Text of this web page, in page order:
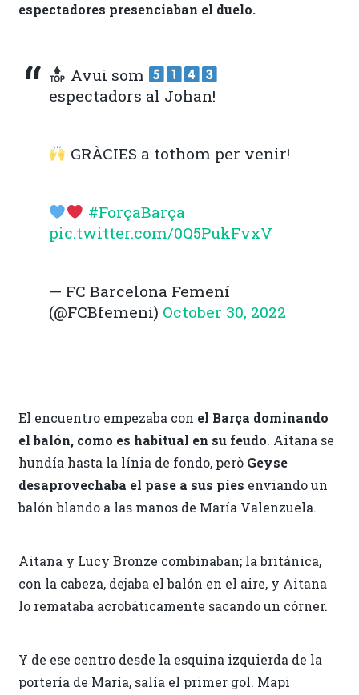
espectadores presenciaban el duelo.
Avui som
espectadors al Johan!
GRÀCIES a tothom per venir!
#ForçaBarça
pic.twitter.com/0Q5PukFvxV
— FC Barcelona Femení
(@FCBfemeni) October 30, 2022
El encuentro empezaba con el Barça dominando
el balón, como es habitual en su feudo. Aitana se
hundía hasta la línia de fondo, però Geyse
desaprovechaba el pase a sus pies enviando un
balón blando a las manos de María Valenzuela.
Aitana y Lucy Bronze combinaban; la británica,
con la cabeza, dejaba el balón en el aire, y Aitana
lo remataba acrobáticamente sacando un córner.
Y de ese centro desde la esquina izquierda de la
portería de María, salía el primer gol. Mapi